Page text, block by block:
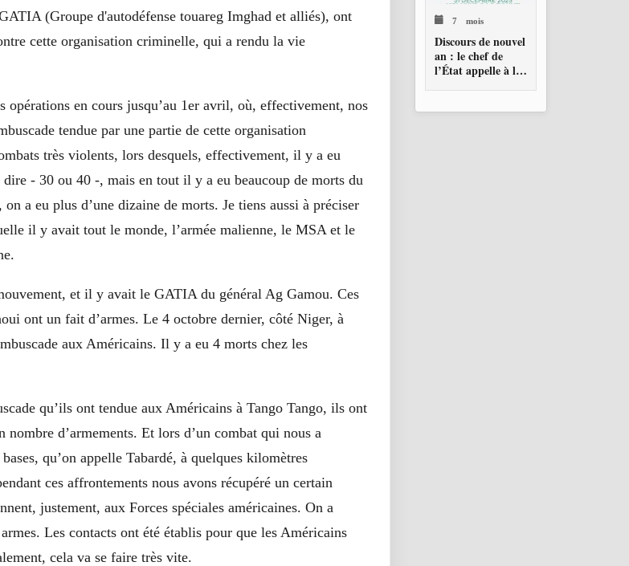
(Groupe d'autodéfense touareg Imghad et alliés), ont
cette organisation criminelle, qui a rendu la vie
en cours jusqu’au 1er avril, où, effectivement, nos
tendue par une partie de cette organisation
très violents, lors desquels, effectivement, il y a eu
dire - 30 ou 40 -, mais en tout il y a eu beaucoup de morts du
a eu plus d’une dizaine de morts. Je tiens aussi à préciser
il y avait tout le monde, l’armée malienne, le MSA et le
et il y avait le GATIA du général Ag Gamou. Ces
ont un fait d’armes. Le 4 octobre dernier, côté Niger, à
aux Américains. Il y a eu 4 morts chez les
qu’ils ont tendue aux Américains à Tango Tango, ils ont
nombre d’armements. Et lors d’un combat qui nous a
qu’on appelle Tabardé, à quelques kilomètres
ces affrontements nous avons récupéré un certain
justement, aux Forces spéciales américaines. On a
Les contacts ont été établis pour que les Américains
cela va se faire très vite.
7 mois
Discours de nouvel
an : le chef de
l’État appelle à la